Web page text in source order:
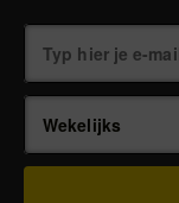
Wekelijks